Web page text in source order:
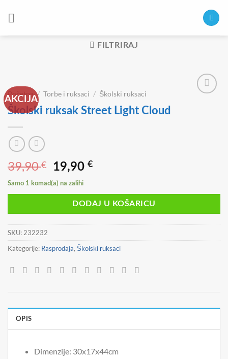
FILTRIRAJ
AKCIJA
Početna / Torbe i ruksaci / Školski ruksaci
Školski ruksak Street Light Cloud
39,90€
Izvorna
cijena
bila
39,90 €.
19,90€Trenutna
19,90 €.
Samo 1 komad(a) na zalihi
DODAJ U KOŠARICU
SKU: 232232
Kategorije: Rasprodaja, Školski ruksaci
OPIS
Dimenzije: 30x17x44cm